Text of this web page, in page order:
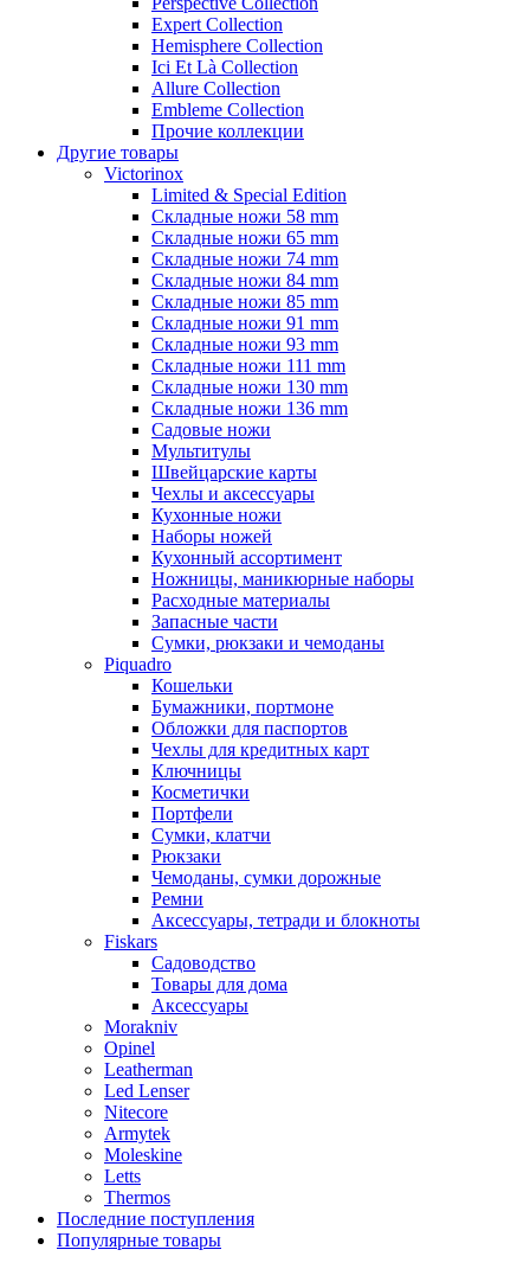
Expert Collection
Hemisphere Collection
Ici Et Là Collection
Allure Collection
Embleme Collection
Прочие коллекции
Другие товары
Victorinox
Limited & Special Edition
Складные ножи 58 mm
Складные ножи 65 mm
Складные ножи 74 mm
Складные ножи 84 mm
Складные ножи 85 mm
Складные ножи 91 mm
Складные ножи 93 mm
Складные ножи 111 mm
Складные ножи 130 mm
Складные ножи 136 mm
Садовые ножи
Мультитулы
Швейцарские карты
Чехлы и аксессуары
Кухонные ножи
Наборы ножей
Кухонный ассортимент
Ножницы, маникюрные наборы
Расходные материалы
Запасные части
Сумки, рюкзаки и чемоданы
Piquadro
Кошельки
Бумажники, портмоне
Обложки для паспортов
Чехлы для кредитных карт
Ключницы
Косметички
Портфели
Сумки, клатчи
Рюкзаки
Чемоданы, сумки дорожные
Ремни
Аксессуары, тетради и блокноты
Fiskars
Садоводство
Товары для дома
Аксессуары
Morakniv
Opinel
Leatherman
Led Lenser
Nitecore
Armytek
Moleskine
Letts
Thermos
Последние поступления
Популярные товары